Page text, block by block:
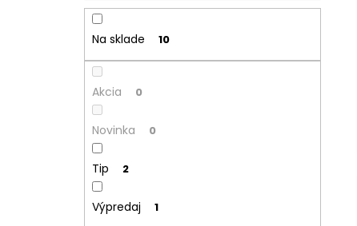
Na sklade 10
Akcia 0
Novinka 0
Tip 2
Výpredaj 1